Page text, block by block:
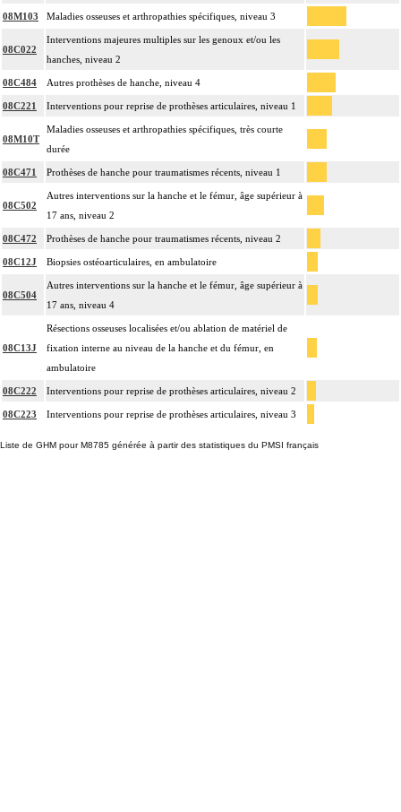
08M103 Maladies osseuses et arthropathies spécifiques, niveau 3
08C022
Interventions majeures multiples sur les genoux et/ou les
hanches, niveau 2
08C484 Autres prothèses de hanche, niveau 4
08C221 Interventions pour reprise de prothèses articulaires, niveau 1
08M10T
Maladies osseuses et arthropathies spécifiques, très courte
durée
08C471 Prothèses de hanche pour traumatismes récents, niveau 1
08C502
Autres interventions sur la hanche et le fémur, âge supérieur à
17 ans, niveau 2
08C472 Prothèses de hanche pour traumatismes récents, niveau 2
08C12J Biopsies ostéoarticulaires, en ambulatoire
08C504
Autres interventions sur la hanche et le fémur, âge supérieur à
17 ans, niveau 4
08C13J
Résections osseuses localisées et/ou ablation de matériel de
fixation interne au niveau de la hanche et du fémur, en
ambulatoire
08C222 Interventions pour reprise de prothèses articulaires, niveau 2
08C223 Interventions pour reprise de prothèses articulaires, niveau 3
Liste de GHM pour M8785 générée à partir des statistiques du PMSI français